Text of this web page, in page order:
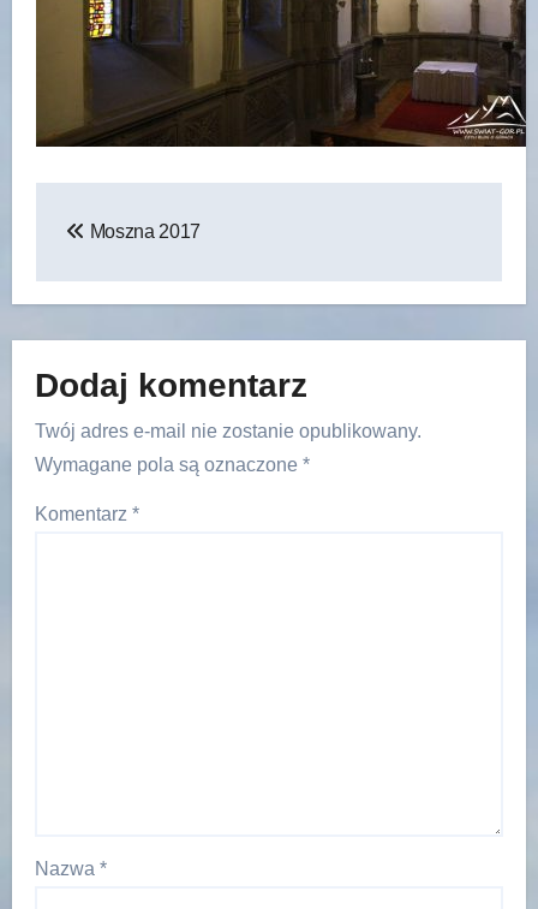
Moszna 2017
Dodaj komentarz
Twój adres e-mail nie zostanie opublikowany.
Wymagane pola są oznaczone *
Komentarz *
Nazwa *